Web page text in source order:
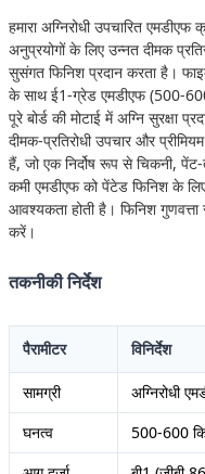
हमारा अग्निरोधी उपचारित
अनुप्रयोगों के लिए उन्नत दीमक
सुसंगत फिनिश प्रदान करता है।
के साथ ई1-ग्रेड एमडीएफ (500-600
पूरे बोर्ड की मोटाई में अग्नि सुरक्षा
दीमक-प्रतिरोधी उपचार और
हैं, जो एक निर्दोष रूप से चिकनी,
कमी एमडीएफ को पेंटेड फिनिश के
आवश्यकता होती है। फिनिश गुणवत्ता
करें।
तकनीकी निर्देश
पैरामीटर विनिर्देश
सामग्री
अग्निरोधी
घनत्व
500-600